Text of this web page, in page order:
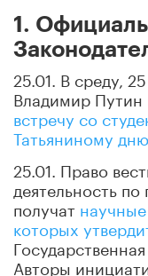
1.
25.01. В среду,
Владимир Путин
встречу со
Татьяниному дню
25.01. Право
деятельность
получат
которых
Авторы